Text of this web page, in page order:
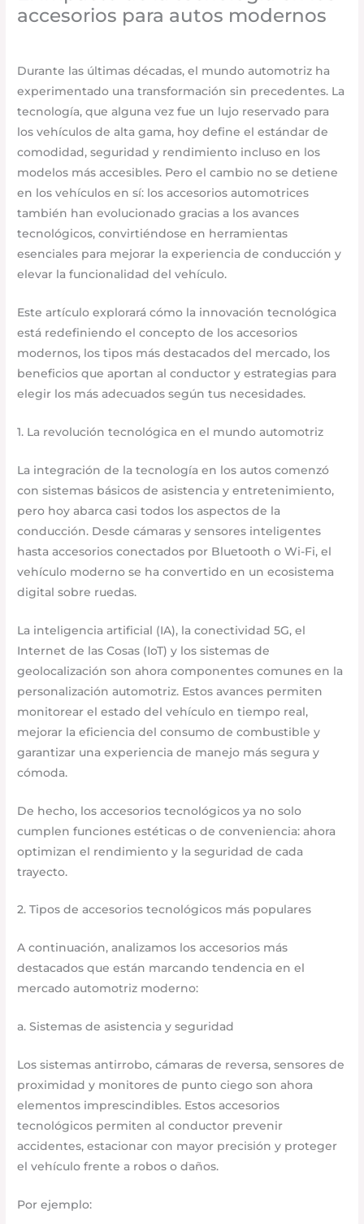
accesorios para autos modernos
Durante las últimas décadas, el mundo automotriz ha
experimentado una transformación sin precedentes. La
tecnología, que alguna vez fue un lujo reservado para
los vehículos de alta gama, hoy define el estándar de
comodidad, seguridad y rendimiento incluso en los
modelos más accesibles. Pero el cambio no se detiene
en los vehículos en sí: los accesorios automotrices
también han evolucionado gracias a los avances
tecnológicos, convirtiéndose en herramientas
esenciales para mejorar la experiencia de conducción y
elevar la funcionalidad del vehículo.
Este artículo explorará cómo la innovación tecnológica
está redefiniendo el concepto de los accesorios
modernos, los tipos más destacados del mercado, los
beneficios que aportan al conductor y estrategias para
elegir los más adecuados según tus necesidades.
1. La revolución tecnológica en el mundo automotriz
La integración de la tecnología en los autos comenzó
con sistemas básicos de asistencia y entretenimiento,
pero hoy abarca casi todos los aspectos de la
conducción. Desde cámaras y sensores inteligentes
hasta accesorios conectados por Bluetooth o Wi-Fi, el
vehículo moderno se ha convertido en un ecosistema
digital sobre ruedas.
La inteligencia artificial (IA), la conectividad 5G, el
Internet de las Cosas (IoT) y los sistemas de
geolocalización son ahora componentes comunes en la
personalización automotriz. Estos avances permiten
monitorear el estado del vehículo en tiempo real,
mejorar la eficiencia del consumo de combustible y
garantizar una experiencia de manejo más segura y
cómoda.
De hecho, los accesorios tecnológicos ya no solo
cumplen funciones estéticas o de conveniencia: ahora
optimizan el rendimiento y la seguridad de cada
trayecto.
2. Tipos de accesorios tecnológicos más populares
A continuación, analizamos los accesorios más
destacados que están marcando tendencia en el
mercado automotriz moderno:
a. Sistemas de asistencia y seguridad
Los sistemas antirrobo, cámaras de reversa, sensores de
proximidad y monitores de punto ciego son ahora
elementos imprescindibles. Estos accesorios
tecnológicos permiten al conductor prevenir
accidentes, estacionar con mayor precisión y proteger
el vehículo frente a robos o daños.
Por ejemplo: